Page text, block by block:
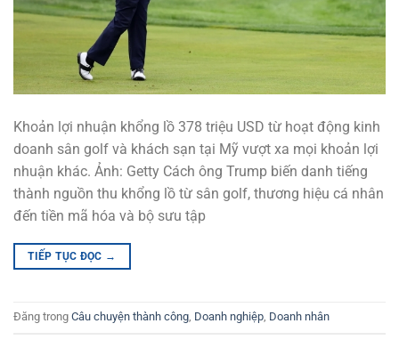
Khoản lợi nhuận khổng lồ 378 triệu USD từ hoạt động kinh
doanh sân golf và khách sạn tại Mỹ vượt xa mọi khoản lợi
nhuận khác. Ảnh: Getty Cách ông Trump biến danh tiếng
thành nguồn thu khổng lồ từ sân golf, thương hiệu cá nhân
đến tiền mã hóa và bộ sưu tập
TIẾP TỤC ĐỌC →
Đăng trong Câu chuyện thành công, Doanh nghiệp, Doanh nhân